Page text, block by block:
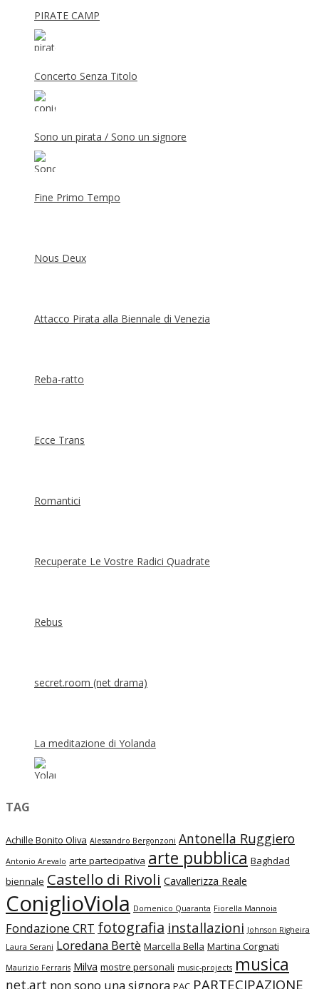
PIRATE CAMP
Concerto Senza Titolo
Sono un pirata / Sono un signore
Fine Primo Tempo
Nous Deux
Attacco Pirata alla Biennale di Venezia
Reba-ratto
Ecce Trans
Romantici
Recuperate Le Vostre Radici Quadrate
Rebus
secret.room (net drama)
La meditazione di Yolanda
TAG
Achille Bonito Oliva Alessandro Bergonzoni Antonella Ruggiero
Antonio Arevalo arte partecipativa arte pubblica Baghdad
biennale Castello di Rivoli Cavallerizza Reale
ConiglioViola Domenico Quaranta Fiorella Mannoia
Fondazione CRT fotografia installazioni Johnson Righeira
Laura Serani Loredana Bertè Marcella Bella Martina Corgnati
Maurizio Ferraris Milva mostre personali music-projects musica
net.art non sono una signora PAC PARTECIPAZIONE